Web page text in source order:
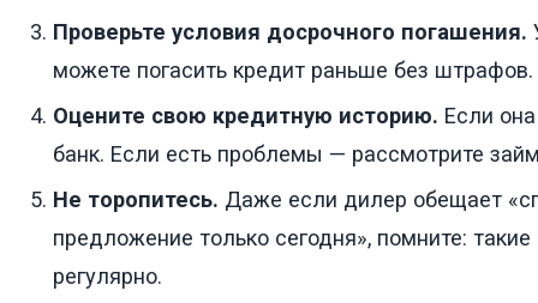
Проверьте условия досрочного погашения.
можете погасить кредит раньше без штрафов.
Оцените свою кредитную историю. Если
банк. Если есть проблемы — рассмотрите
Не торопитесь. Даже если дилер обещает
предложение только сегодня», помните:
регулярно.